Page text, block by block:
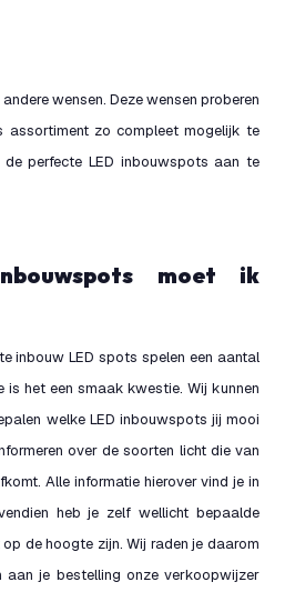
wensen. Deze wensen proberen
assortiment zo compleet mogelijk te
perfecte LED inbouwspots aan te
inbouw LED spots spelen een aantal
is het een smaak kwestie. Wij kunnen
welke LED inbouwspots jij mooi
over de soorten licht die van
Alle informatie hierover vind je in
heb je zelf wellicht bepaalde
de hoogte zijn. Wij raden je daarom
je bestelling onze verkoopwijzer